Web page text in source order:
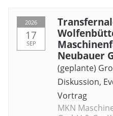
2026
17
SEP
Neubauer
(geplante)
Diskussion,
Vortrag
MKN